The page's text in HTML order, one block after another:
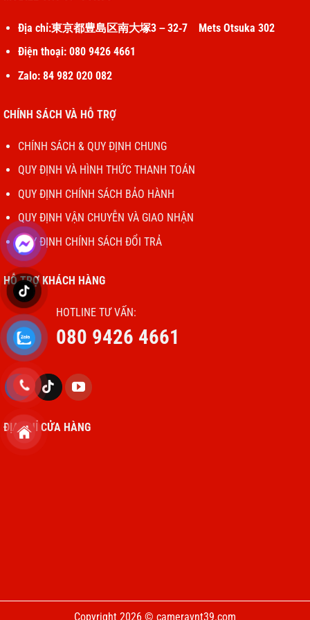
Địa chỉ:東京都豊島区南大塚3－32‐7 Mets Otsuka 302
Điện thoại: 080 9426 4661
Zalo: 84 982 020 082
CHÍNH SÁCH VÀ HỖ TRỢ
CHÍNH SÁCH & QUY ĐỊNH CHUNG
QUY ĐỊNH VÀ HÌNH THỨC THANH TOÁN
QUY ĐỊNH CHÍNH SÁCH BẢO HÀNH
QUY ĐỊNH VẬN CHUYỄN VÀ GIAO NHẬN
QUY ĐỊNH CHÍNH SÁCH ĐỔI TRẢ
HỖ TRỢ KHÁCH HÀNG
HOTLINE TƯ VẤN:
080 9426 4661
ĐỊA CHỈ CỬA HÀNG
Copyright 2026 © cameravnt39.com